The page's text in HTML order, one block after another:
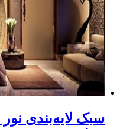
لایه‌بندی نور در